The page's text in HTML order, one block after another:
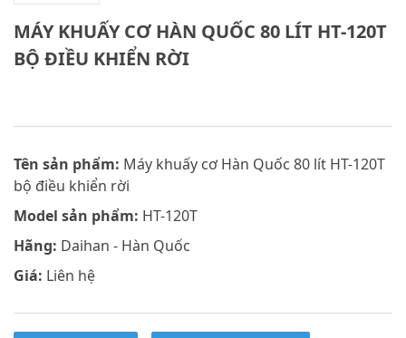
MÁY KHUẤY CƠ HÀN QUỐC 80 LÍT HT-120T
BỘ ĐIỀU KHIỂN RỜI
Tên sản phẩm: Máy khuấy cơ Hàn Quốc 80 lít HT-120T
bộ điều khiển rời
Model sản phẩm: HT-120T
Hãng: Daihan - Hàn Quốc
Giá: Liên hệ